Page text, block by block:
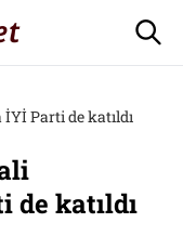
Parti de katıldı
de katıldı